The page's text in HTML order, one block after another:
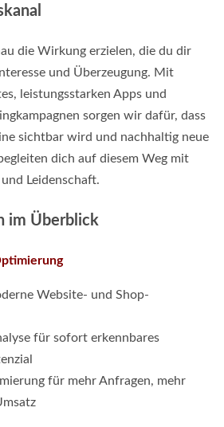
die Wirkung erzielen, die du dir
und Überzeugung. Mit
leistungsstarken Apps und
sorgen wir dafür, dass
sichtbar wird und nachhaltig neue
dich auf diesem Weg mit
Leidenschaft.
im Überblick
Website- und Shop-
für sofort erkennbares
für mehr Anfragen, mehr